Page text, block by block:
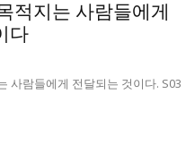
적지는 사람들에게
다
사람들에게 전달되는 것이다. S03